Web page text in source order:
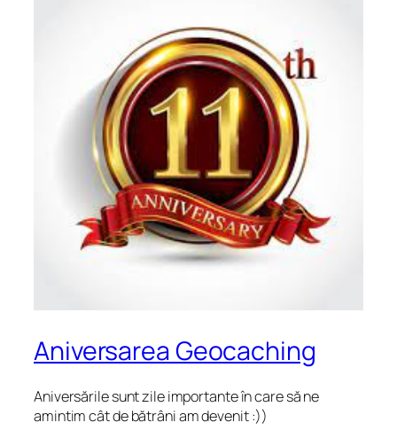
Aniversarea Geocaching
Aniversările sunt zile importante în care să ne
amintim cât de bătrâni am devenit :))